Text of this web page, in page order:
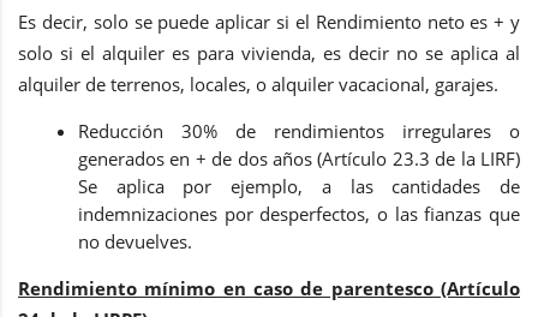
Es decir, solo se puede aplicar si el Rendimiento neto es + y
solo si el alquiler es para vivienda, es decir no se aplica al
alquiler de terrenos, locales, o alquiler vacacional, garajes.
Reducción 30% de rendimientos irregulares o
generados en + de dos años (Artículo 23.3 de la LIRF)
Se aplica por ejemplo, a las cantidades de
indemnizaciones por desperfectos, o las fianzas que
no devuelves.
Rendimiento mínimo en caso de parentesco (Artículo